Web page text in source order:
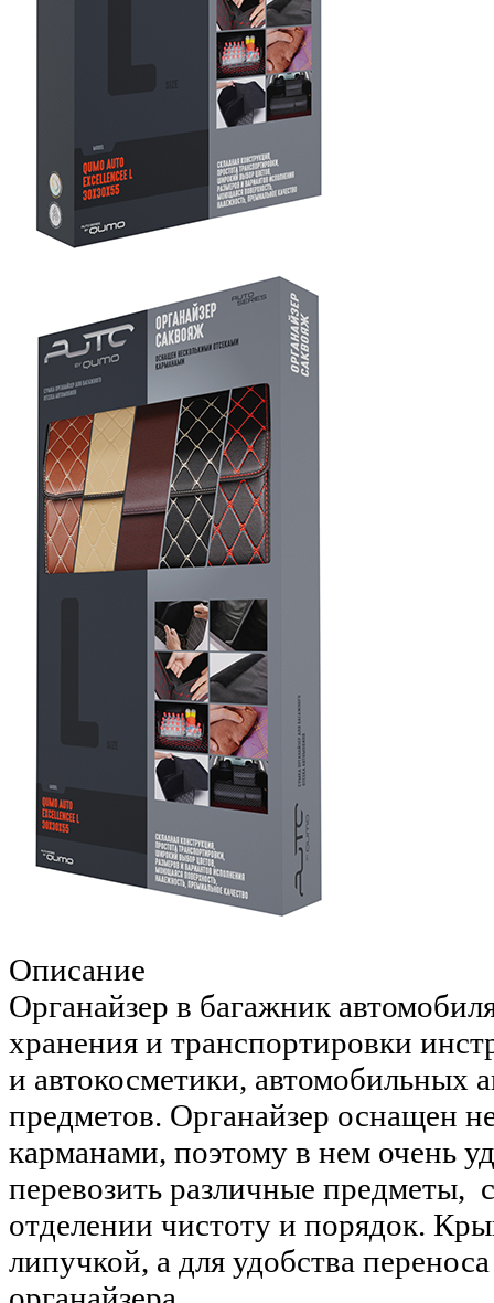
Описание
Органайзер в багажник
хранения и транспортировки
и автокосметики, автомобильных
предметов. Органайзер оснащен
карманами, поэтому в нем очень
перевозить различные предметы,
отделении чистоту и порядок.
липучкой, а для удобства